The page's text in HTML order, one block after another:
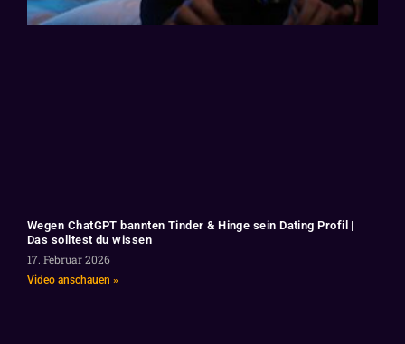
Wegen ChatGPT bannten Tinder & Hinge sein Dating Profil |
Das solltest du wissen
17. Februar 2026
Video anschauen »